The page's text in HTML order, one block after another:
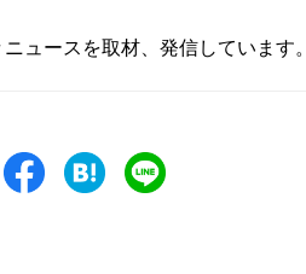
ュースを取材、発信しています。